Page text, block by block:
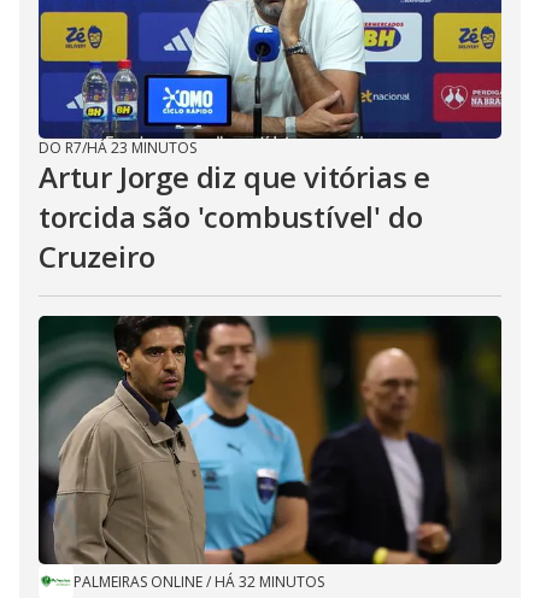
DO R7/HÁ 23 MINUTOS
Artur Jorge diz que vitórias e
torcida são 'combustível' do
Cruzeiro
PALMEIRAS ONLINE/ HÁ 32 MINUTOS